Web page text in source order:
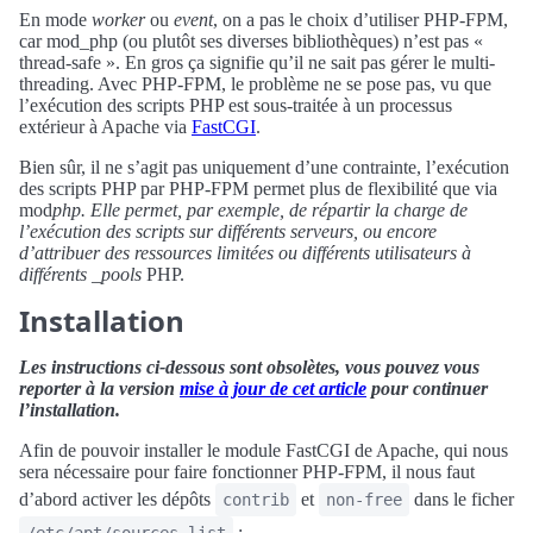
En mode workerou event, on a pas le choix d’utiliser PHP-FPM,
car mod_php (ou plutôt ses diverses bibliothèques) n’est pas «
thread-safe ». En gros ça signifie qu’il ne sait pas gérer le multi-
threading. Avec PHP-FPM, le problème ne se pose pas, vu que
l’exécution des scripts PHP est sous-traitée à un processus
extérieur à Apache via FastCGI.
Bien sûr, il ne s’agit pas uniquement d’une contrainte, l’exécution
des scripts PHP par PHP-FPM permet plus de flexibilité que via
modphp. Elle permet, par exemple, de répartir la charge de
l’exécution des scripts sur différents serveurs, ou encore
d’attribuer des ressources limitées ou différents utilisateurs à
différents _pools PHP.
Installation
Les instructions ci-dessous sont obsolètes, vous pouvez vous
reporter à la version mise à jour de cet article pour continuer
l’installation.
Afin de pouvoir installer le module FastCGI de Apache, qui nous
sera nécessaire pour faire fonctionner PHP-FPM, il nous faut
d’abord activer les dépôts
contrib et non-free dans le ficher